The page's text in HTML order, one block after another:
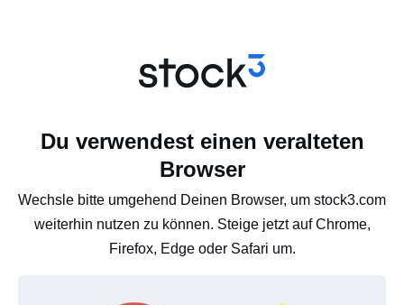
Du verwendest einen veralteten
Browser
Wechsle bitte umgehend Deinen Browser, um stock3.com
weiterhin nutzen zu können. Steige jetzt auf Chrome,
Firefox, Edge oder Safari um.